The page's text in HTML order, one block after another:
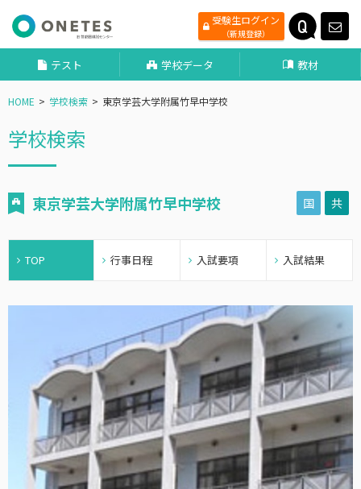
受験生ログイン
（新規登録）
テスト 学校データ 教材
HOME 学校検索 東京学芸大学附属竹早中学校
学校検索
東京学芸大学附属竹早中学校 国 共
TOP 行事日程 入試要項 入試結果